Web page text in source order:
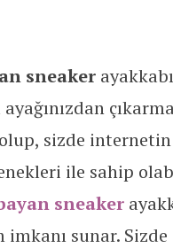
sneaker
sizde
ile sahip
sneaker
sunar.